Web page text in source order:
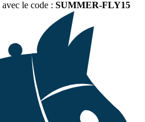
le code : SUMMER-FLY15